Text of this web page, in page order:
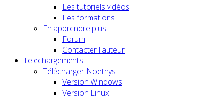
Les tutoriels vidéos
Les formations
En apprendre plus
Forum
Contacter l'auteur
Téléchargements
Télécharger Noethys
Version Windows
Version Linux